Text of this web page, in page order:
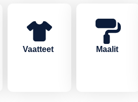
Vaatteet Maalit